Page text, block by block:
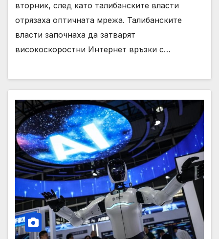
вторник, след като талибанските власти
отрязаха оптичната мрежа. Талибанските
власти започнаха да затварят
високоскоростни Интернет връзки с…